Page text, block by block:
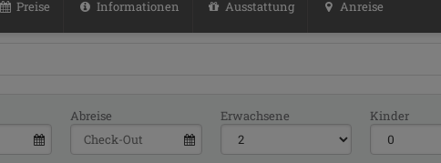
Preise Informationen Ausstattung Anreise
Abreise Erwachsene Kinder